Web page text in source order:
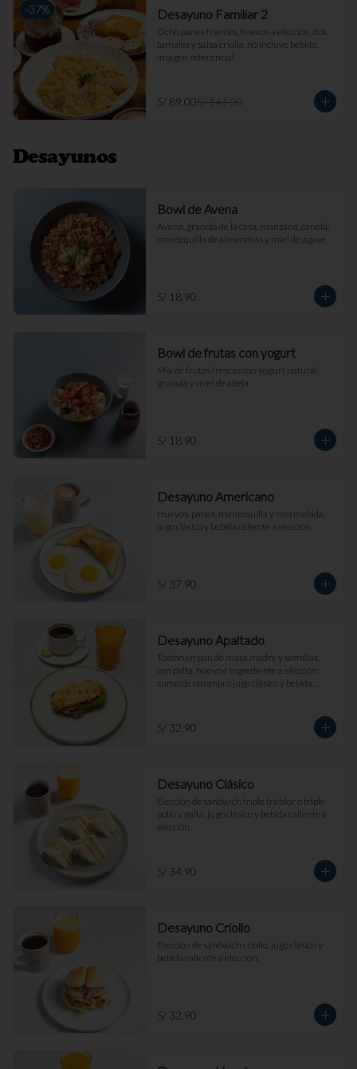
-37% Desayuno Familiar 2
Ocho panes francés, huevos a elección, dos
tamales y salsa criolla. no incluye bebida.
imagen referencial.
S/ 89.00S/ 141.20
Desayunos
Bowl de Avena
Avena, granola de la casa, manzana, canela,
mantequilla de almendras y miel de agave.
S/ 18.90
Bowl de frutas con yogurt
Mix de frutas frescas con yogurt natural,
granola y miel de abeja.
S/ 18.90
Desayuno Americano
Huevos, panes, mantequilla y mermelada,
jugo clásico y bebida caliente a elección.
S/ 37.90
Desayuno Apaltado
Tostón en pan de masa madre y semillas,
con palta, huevo e ingrediente a elección,
zumo de naranja o jugo clásico y bebida
S/ 32.90
Desayuno Clásico
Elección de sándwich triple tricolor o triple
pollo y palta, jugo clásico y bebida caliente a
elección.
S/ 34.90
Desayuno Criollo
Elección de sándwich criollo, jugo clásico y
bebida caliente a elección.
S/ 32.90